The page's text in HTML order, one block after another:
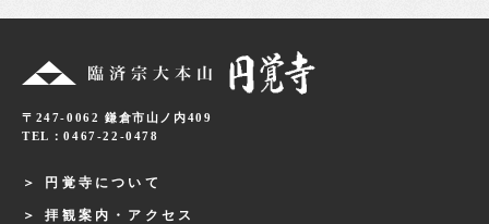
〒247-0062 鎌倉市山ノ内409
TEL：0467-22-0478
円覚寺について
拝観案内・アクセス